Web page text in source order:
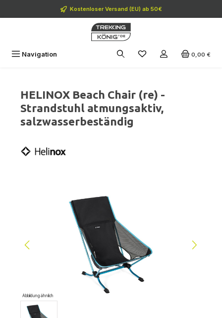
Zum Hauptinhalt springenKostenloser Versand (EU) ab 50€
Navigation 0,00 €
HELINOX Beach Chair (re) -
Strandstuhl atmungsaktiv,
salzwasserbeständig
Abbildung ähnlich